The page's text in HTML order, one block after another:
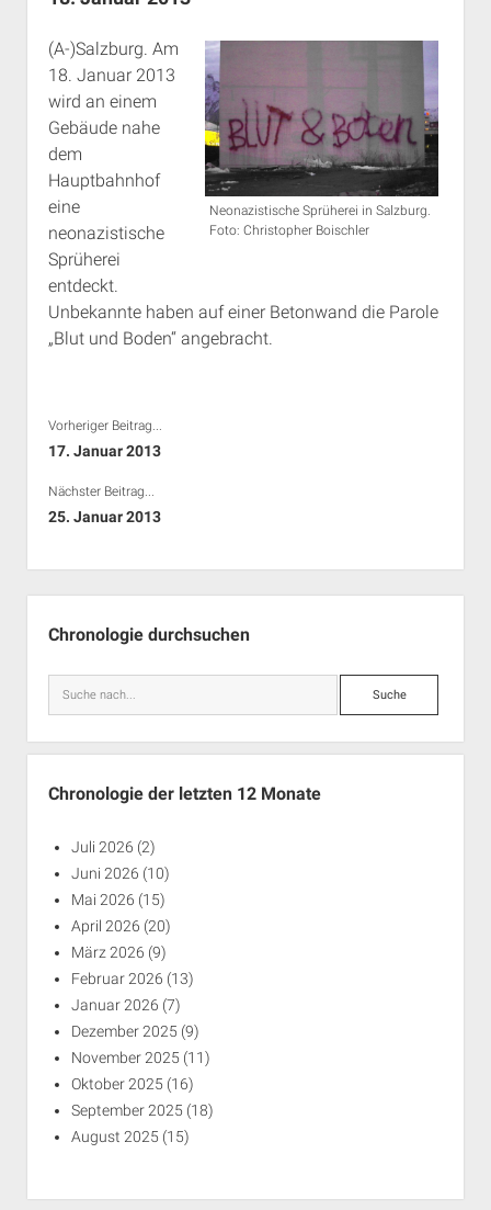
RSS-Feeds, Twitter & Facebook
Bibliothek
Kontakt & PGP-Key
Neonazistische Sprüherei in Salzburg.
Foto: Christopher Boischler
(A-)Salzburg. Am
18. Januar 2013
wird an einem
Gebäude nahe
dem
Hauptbahnhof
eine
neonazistische
Sprüherei
entdeckt.
Unbekannte haben auf einer Betonwand die Parole
„Blut und Boden“ angebracht.
Vorheriger Beitrag...
17. Januar 2013
Nächster Beitrag...
25. Januar 2013
Chronologie durchsuchen
Suche
Chronologie der letzten 12 Monate
Juli 2026 (2)
Juni 2026 (10)
Mai 2026 (15)
April 2026 (20)
März 2026 (9)
Februar 2026 (13)
Januar 2026 (7)
Dezember 2025 (9)
November 2025 (11)
Oktober 2025 (16)
September 2025 (18)
August 2025 (15)